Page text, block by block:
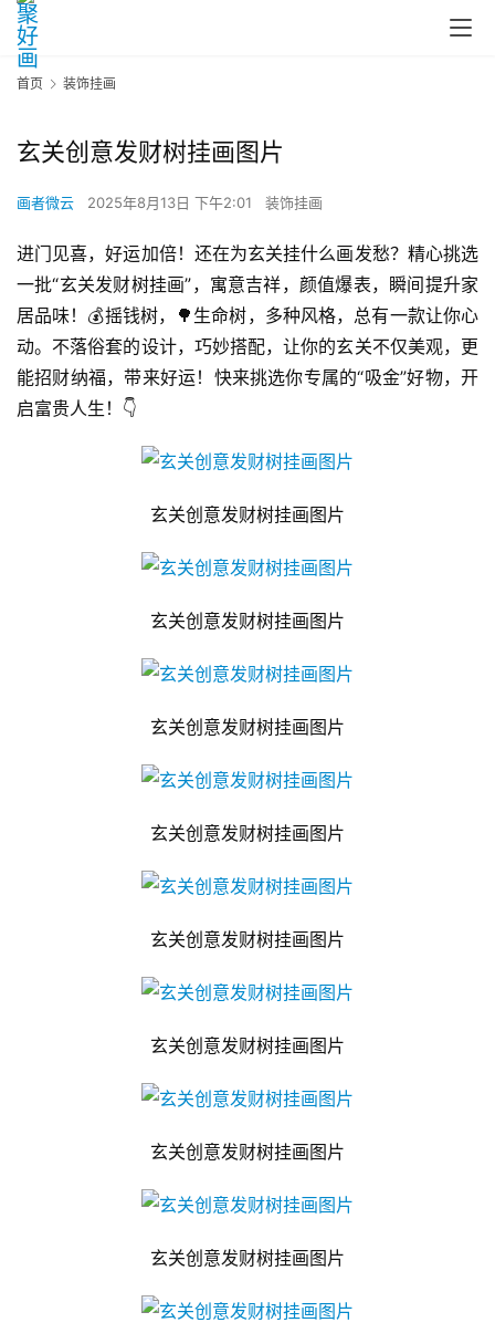
首页 装饰挂画
玄关创意发财树挂画图片
画者微云 2025年8月13日 下午2:01 装饰挂画
进门见喜，好运加倍！还在为玄关挂什么画发愁？精心挑选
一批“玄关发财树挂画”，寓意吉祥，颜值爆表，瞬间提升家
居品味！💰摇钱树，🌳生命树，多种风格，总有一款让你心
动。不落俗套的设计，巧妙搭配，让你的玄关不仅美观，更
能招财纳福，带来好运！快来挑选你专属的“吸金”好物，开
启富贵人生！👇
玄关创意发财树挂画图片
玄关创意发财树挂画图片
玄关创意发财树挂画图片
玄关创意发财树挂画图片
玄关创意发财树挂画图片
玄关创意发财树挂画图片
玄关创意发财树挂画图片
玄关创意发财树挂画图片